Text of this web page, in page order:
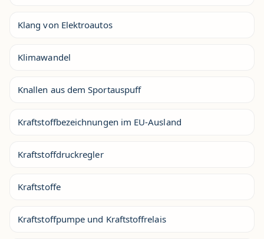
Klang von Elektroautos
Klimawandel
Knallen aus dem Sportauspuff
Kraftstoffbezeichnungen im EU-Ausland
Kraftstoffdruckregler
Kraftstoffe
Kraftstoffpumpe und Kraftstoffrelais